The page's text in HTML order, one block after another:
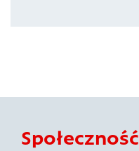
Społeczność